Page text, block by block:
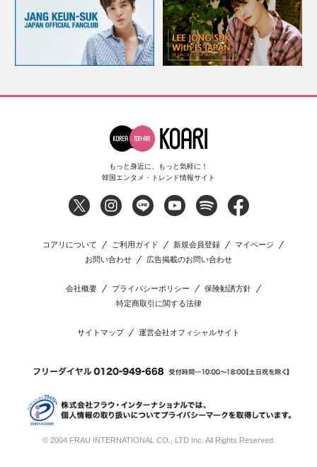
もっと身近に、もっと気軽に！
韓国エンタメ・トレンド情報サイト
コアリについて ご利用ガイド 新規会員登録
マイページ
お問い合わせ
広告掲載のお問い合わせ
会社概要 プライバシーポリシー
保険勧誘方針
特定商取引に関する法律
サイトマップ 運営会社オフィシャルサイト
© 2004 FRAU INTERNATIONAL CO., LTD Inc. All Rights Reserved.